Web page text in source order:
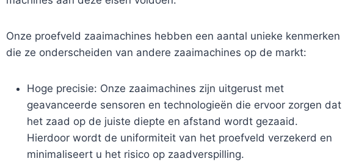
Onze proefveld zaaimachines hebben een aantal unieke kenmerken
die ze onderscheiden van andere zaaimachines op de markt:
Hoge precisie: Onze zaaimachines zijn uitgerust met
geavanceerde sensoren en technologieën die ervoor zorgen dat
het zaad op de juiste diepte en afstand wordt gezaaid.
Hierdoor wordt de uniformiteit van het proefveld verzekerd en
minimaliseert u het risico op zaadverspilling.